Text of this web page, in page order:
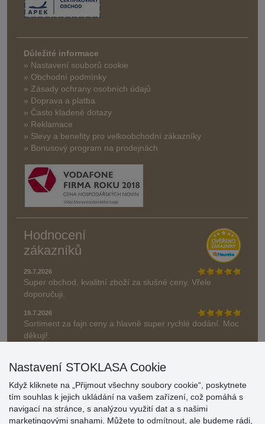
Důležité informace
» Nastavení souborů cookie
» Obchodní podmínky
» Zásady ochrany osobních údajů
» Doprava a platba
» Často kladené dotazy
» Reklamace
» Slevy a benefity pro velkoobchodní zákazníky
» Bonusový program na prodejnách
Hodnocení
zákazníků
29.7.2026
Super obchod, kvalitní zboží za slušné ceny. Vřele
doporučuji.
19.7.2026
Sortiment za fajn ceny a hlavně super rychlé dodání. Moc
děkuji!.
» Aktuálně 19084 recenzí
Nastavení STOKLASA Cookie
Když kliknete na „Přijmout všechny soubory cookie“, poskytnete
tím souhlas k jejich ukládání na vašem zařízení, což pomáhá s
navigací na stránce, s analýzou využití dat a s našimi
marketingovými snahami. Můžete to odmítnout , ale budeme rádi,